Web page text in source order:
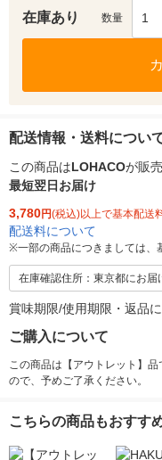
在庫あり 数量 1
配送情報・送料につい
この商品はLOHACOが販
最短翌日お届け
3,780円(税込)以上で基本配送
配送料について
※一部の商品につきましては、
在庫確認住所：東京都にお届
賞味期限/使用期限・返品
ご購入について
この商品は【アウトレット】
ので、予めご了承ください。
こちらの商品もおすす